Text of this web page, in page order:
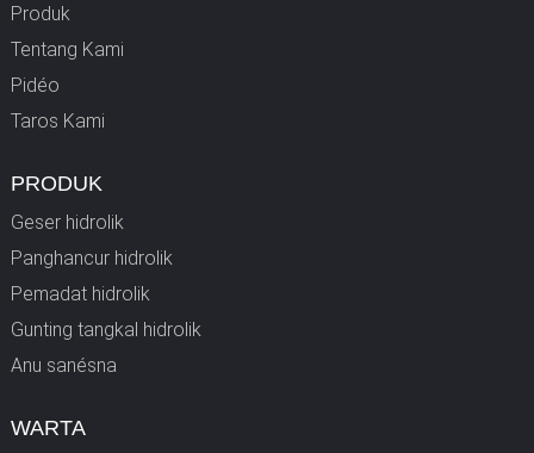
Produk
Tentang Kami
Pidéo
Taros Kami
PRODUK
Geser hidrolik
Panghancur hidrolik
Pemadat hidrolik
Gunting tangkal hidrolik
Anu sanésna
WARTA